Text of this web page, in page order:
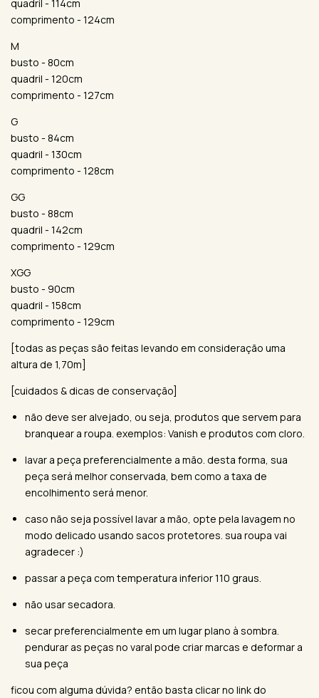
quadril - 114cm
comprimento - 124cm
M
busto - 80cm
quadril - 120cm
comprimento - 127cm
G
busto - 84cm
quadril - 130cm
comprimento - 128cm
GG
busto - 88cm
quadril - 142cm
comprimento - 129cm
XGG
busto - 90cm
quadril - 158cm
comprimento - 129cm
[todas as peças são feitas levando em consideração uma
altura de 1,70m]
[cuidados & dicas de conservação]
não deve ser alvejado, ou seja, produtos que servem para
branquear a roupa. exemplos: Vanish e produtos com cloro.
lavar a peça preferencialmente a mão. desta forma, sua
peça será melhor conservada, bem como a taxa de
encolhimento será menor.
caso não seja possível lavar a mão, opte pela lavagem no
modo delicado usando sacos protetores. sua roupa vai
agradecer :)
passar a peça com temperatura inferior 110 graus.
não usar secadora.
secar preferencialmente em um lugar plano à sombra.
pendurar as peças no varal pode criar marcas e deformar a
sua peça
ficou com alguma dúvida? então basta clicar no link do